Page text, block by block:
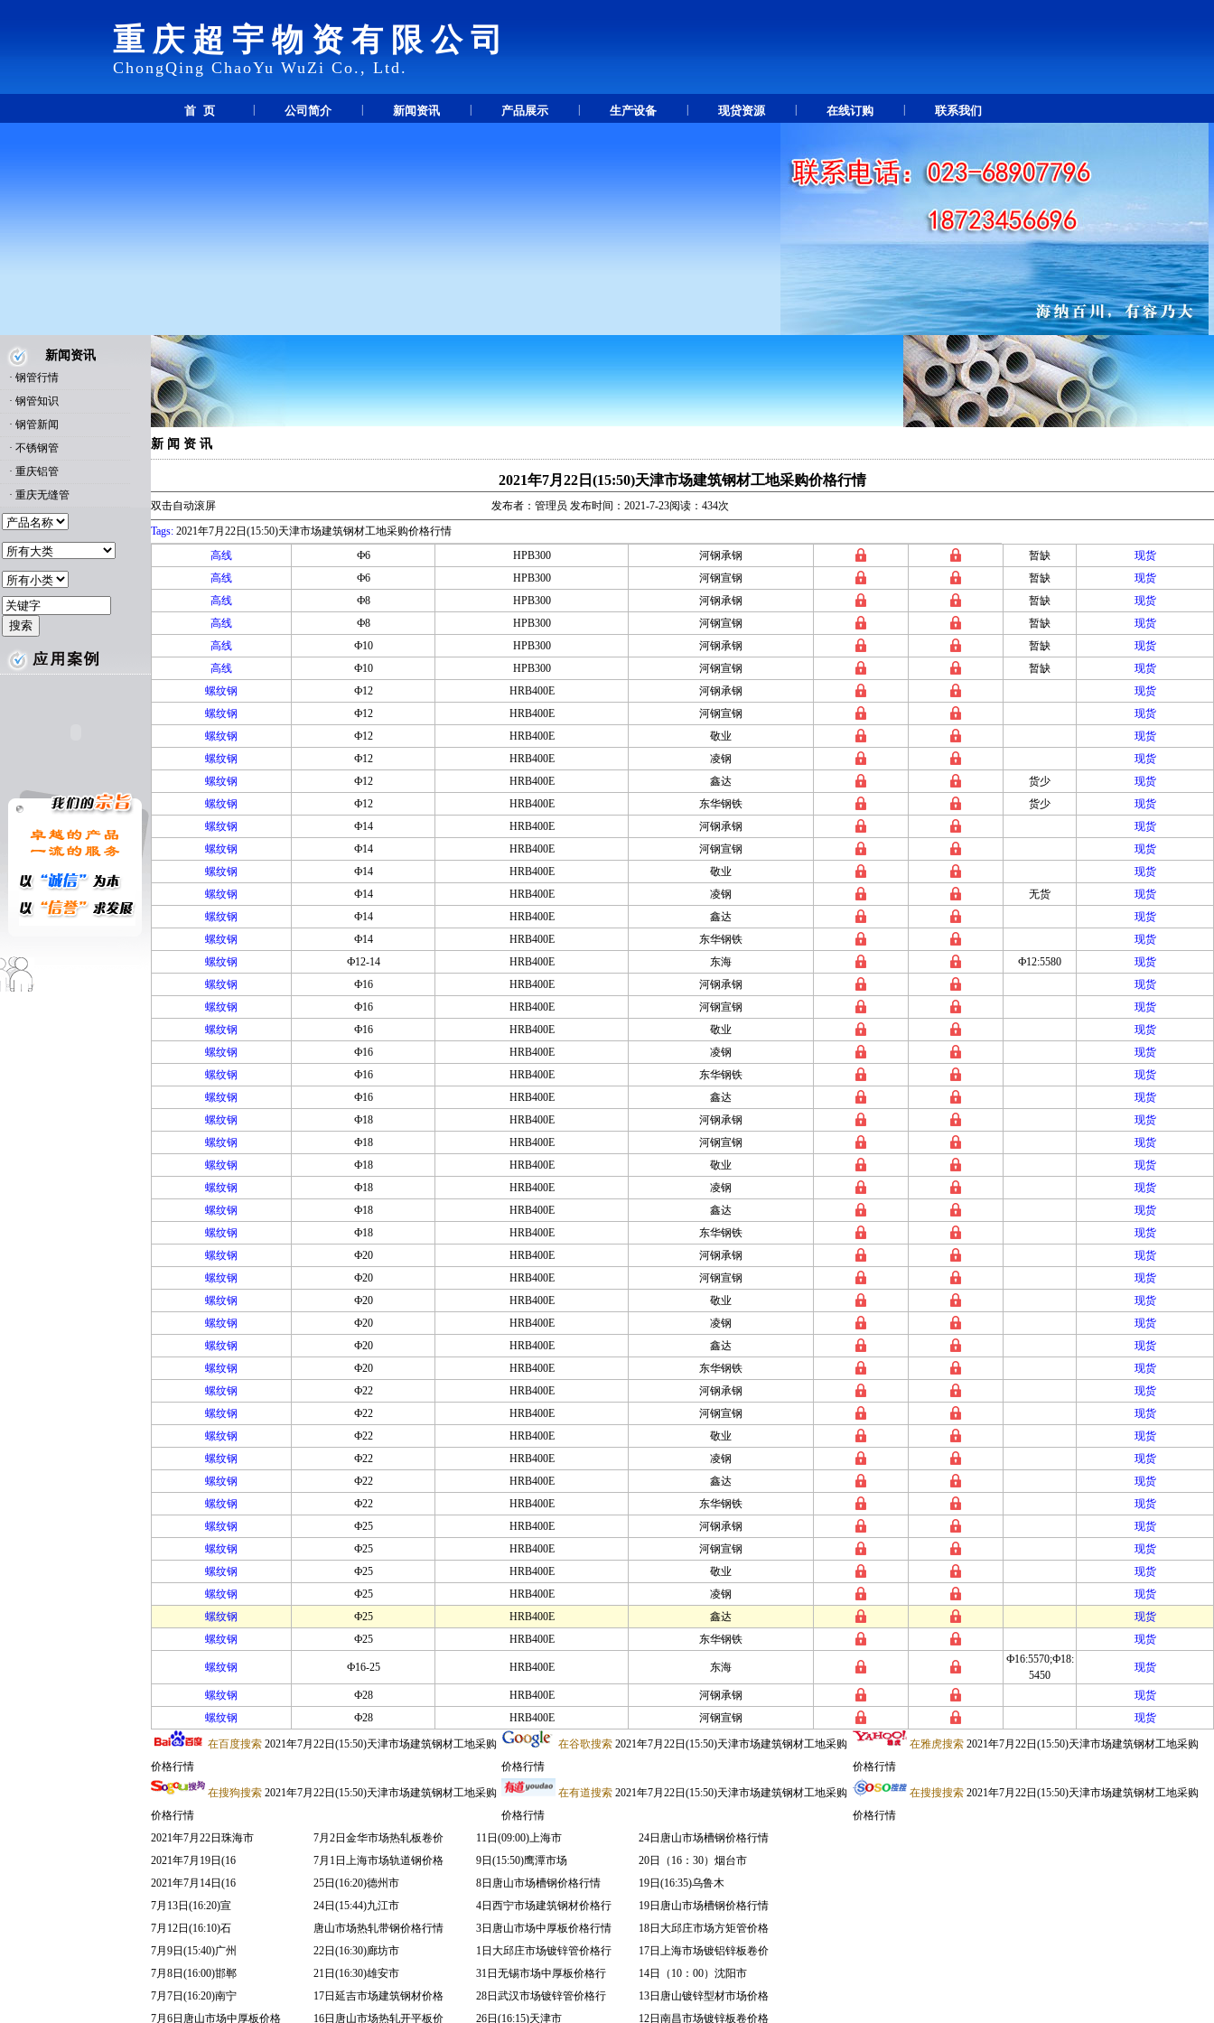
重庆超宇物资有限公司
ChongQing ChaoYu WuZi Co., Ltd.
首 页 公司简介 新闻资讯 产品展示 生产设备 现贷资源 在线订购 联系我们
新闻资讯
· 钢管行情
· 钢管知识
· 钢管新闻
· 不锈钢管
· 重庆铝管
· 重庆无缝管
新 闻 资 讯
2021年7月22日(15:50)天津市场建筑钢材工地采购价格行情
双击自动滚屏
发布者：管理员 发布时间：2021-7-23阅读：434次
Tags: 2021年7月22日(15:50)天津市场建筑钢材工地采购价格行情
高线
Ф6 HPB300 河钢承钢 暂缺
现货
高线
Ф6 HPB300 河钢宣钢 暂缺
现货
高线
Ф8 HPB300 河钢承钢 暂缺
现货
高线
Ф8 HPB300 河钢宣钢 暂缺
现货
高线
Ф10 HPB300 河钢承钢 暂缺
现货
高线
Ф10 HPB300 河钢宣钢 暂缺
现货
螺纹钢
Ф12 HRB400E 河钢承钢
现货
螺纹钢
Ф12 HRB400E 河钢宣钢
现货
螺纹钢
Ф12 HRB400E 敬业
现货
螺纹钢
Ф12 HRB400E 凌钢
现货
螺纹钢
Ф12 HRB400E 鑫达 货少
现货
螺纹钢
Ф12 HRB400E 东华钢铁 货少
现货
螺纹钢
Ф14 HRB400E 河钢承钢
现货
螺纹钢
Ф14 HRB400E 河钢宣钢
现货
螺纹钢
Ф14 HRB400E 敬业
现货
螺纹钢
Ф14 HRB400E 凌钢 无货
现货
螺纹钢
Ф14 HRB400E 鑫达
现货
螺纹钢
Ф14 HRB400E 东华钢铁
现货
螺纹钢
Ф12-14 HRB400E 东海 Ф12:5580
现货
螺纹钢
Ф16 HRB400E 河钢承钢
现货
螺纹钢
Ф16 HRB400E 河钢宣钢
现货
螺纹钢
Ф16 HRB400E 敬业
现货
螺纹钢
Ф16 HRB400E 凌钢
现货
螺纹钢
Ф16 HRB400E 东华钢铁
现货
螺纹钢
Ф16 HRB400E 鑫达
现货
螺纹钢
Ф18 HRB400E 河钢承钢
现货
螺纹钢
Ф18 HRB400E 河钢宣钢
现货
螺纹钢
Ф18 HRB400E 敬业
现货
螺纹钢
Ф18 HRB400E 凌钢
现货
螺纹钢
Ф18 HRB400E 鑫达
现货
螺纹钢
Ф18 HRB400E 东华钢铁
现货
螺纹钢
Ф20 HRB400E 河钢承钢
现货
螺纹钢
Ф20 HRB400E 河钢宣钢
现货
螺纹钢
Ф20 HRB400E 敬业
现货
螺纹钢
Ф20 HRB400E 凌钢
现货
螺纹钢
Ф20 HRB400E 鑫达
现货
螺纹钢
Ф20 HRB400E 东华钢铁
现货
螺纹钢
Ф22 HRB400E 河钢承钢
现货
螺纹钢
Ф22 HRB400E 河钢宣钢
现货
螺纹钢
Ф22 HRB400E 敬业
现货
螺纹钢
Ф22 HRB400E 凌钢
现货
螺纹钢
Ф22 HRB400E 鑫达
现货
螺纹钢
Ф22 HRB400E 东华钢铁
现货
螺纹钢
Ф25 HRB400E 河钢承钢
现货
螺纹钢
Ф25 HRB400E 河钢宣钢
现货
螺纹钢
Ф25 HRB400E 敬业
现货
螺纹钢
Ф25 HRB400E 凌钢
现货
螺纹钢
Ф25 HRB400E 鑫达
现货
螺纹钢
Ф25 HRB400E 东华钢铁 现货
螺纹钢 Ф16-25 HRB400E 东海
Ф16:5570;Ф18:
5450
现货
螺纹钢 Ф28 HRB400E 河钢承钢
现货
螺纹钢
Ф28 HRB400E 河钢宣钢 现货
在百度搜索 2021年7月22日(15:50)天津市场建筑钢材工地采购
价格行情
在谷歌搜索 2021年7月22日(15:50)天津市场建筑钢材工地采购
价格行情
在雅虎搜索2021年7月22日(15:50)天津市场建筑钢材工地采购
价格行情
在搜狗搜索 2021年7月22日(15:50)天津市场建筑钢材工地采购
价格行情
在有道搜索 2021年7月22日(15:50)天津市场建筑钢材工地采购
价格行情
在搜搜搜索2021年7月22日(15:50)天津市场建筑钢材工地采购
价格行情
2021年7月22日珠海市
2021年7月19日(16
2021年7月14日(16
7月13日(16:20)宣
7月12日(16:10)石
7月9日(15:40)广州
7月8日(16:00)邯郸
7月7日(16:20)南宁
7月6日唐山市场中厚板价格
7月2日金华市场热轧板卷价
7月1日上海市场轨道钢价格
25日(16:20)德州市
24日(15:44)九江市
唐山市场热轧带钢价格行情
22日(16:30)廊坊市
21日(16:30)雄安市
17日延吉市场建筑钢材价格
16日唐山市场热轧开平板价
11日(09:00)上海市
9日(15:50)鹰潭市场
8日唐山市场槽钢价格行情
4日西宁市场建筑钢材价格行
3日唐山市场中厚板价格行情
1日大邱庄市场镀锌管价格行
31日无锡市场中厚板价格行
28日武汉市场镀锌管价格行
26日(16:15)天津市
24日唐山市场槽钢价格行情
20日（16：30）烟台市
19日(16:35)乌鲁木
19日唐山市场槽钢价格行情
18日大邱庄市场方矩管价格
17日上海市场镀铝锌板卷价
14日（10：00）沈阳市
13日唐山镀锌型材市场价格
12日南昌市场镀锌板卷价格